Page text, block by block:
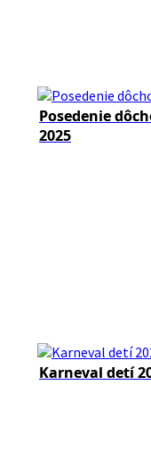
Posedenie
2025
Karneval detí